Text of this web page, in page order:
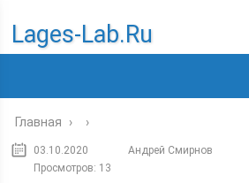
Lages-Lab.ru
Главная › ›
03.10.2020 Андрей Смирнов
Просмотров: 13